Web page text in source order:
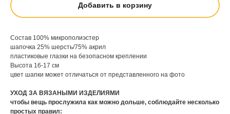
Добавить в корзину
Состав 100% микрополиэстер
шапочка 25% шерсть/75% акрил
пластиковые глазки на безопасном креплении
Высота 16-17 см
цвет шапки может отличаться от представленного на фото
УХОД ЗА ВЯЗАНЫМИ ИЗДЕЛИЯМИ
чтобы вещь прослужила как можно дольше, соблюдайте несколько
простых правил: